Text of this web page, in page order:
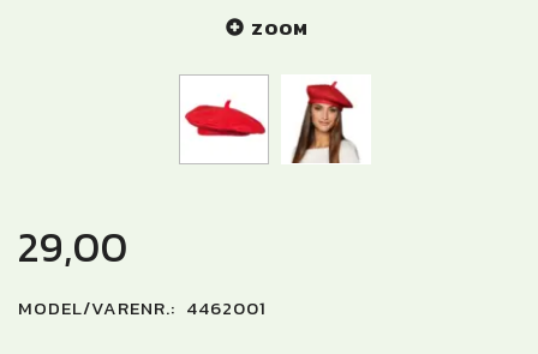
ZOOM
29,00
MODEL/VARENR.: 4462001